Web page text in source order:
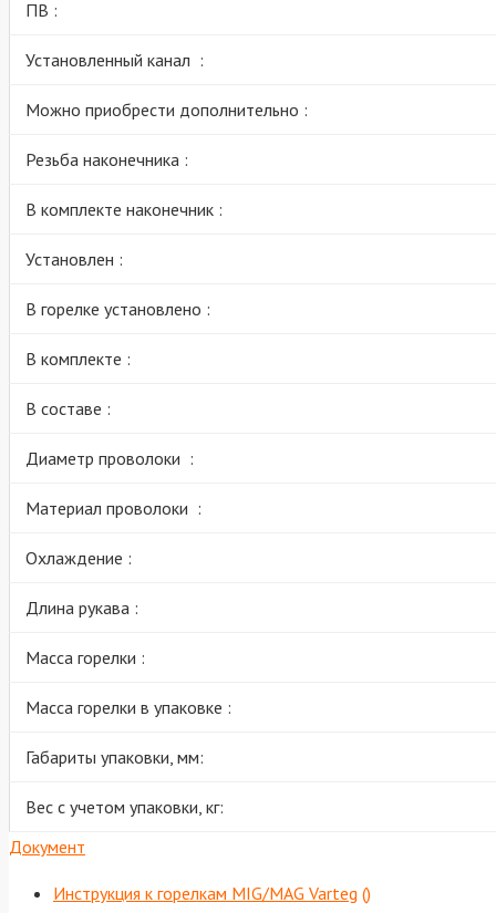
ПВ :
Установленный канал :
Можно приобрести дополнительно :
Резьба наконечника :
В комплекте наконечник :
Установлен :
В горелке установлено :
В комплекте :
В составе :
Диаметр проволоки :
Материал проволоки :
Охлаждение :
Длина рукава :
Масса горелки :
Масса горелки в упаковке :
Габариты упаковки, мм:
Вес с учетом упаковки, кг:
Документ
Инструкция к горелкам MIG/MAG Varteg ()